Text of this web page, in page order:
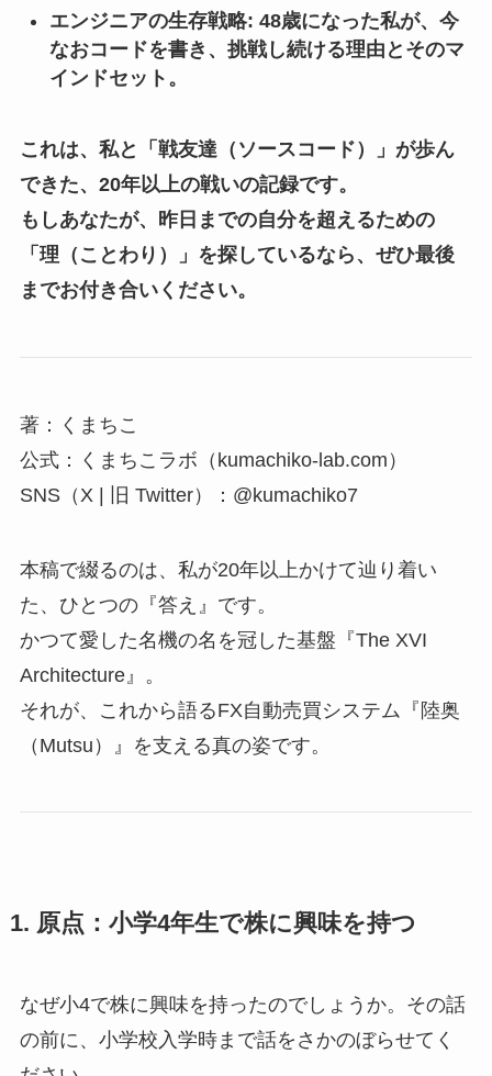
エンジニアの生存戦略: 48歳になった私が、今
なおコードを書き、挑戦し続ける理由とそのマ
インドセット。
これは、私と「戦友達（ソースコード）」が歩ん
できた、20年以上の戦いの記録です。
もしあなたが、昨日までの自分を超えるための
「理（ことわり）」を探しているなら、ぜひ最後
までお付き合いください。
著：くまちこ
公式：くまちこラボ（kumachiko-lab.com）
SNS（X | 旧 Twitter）： @kumachiko7
本稿で綴るのは、私が20年以上かけて辿り着い
た、ひとつの『答え』です。
かつて愛した名機の名を冠した基盤『The XVI
Architecture』。
それが、これから語るFX自動売買システム『陸奥
（Mutsu）』を支える真の姿です。
1. 原点：小学4年生で株に興味を持つ
なぜ小4で株に興味を持ったのでしょうか。その話
の前に、小学校入学時まで話をさかのぼらせてく